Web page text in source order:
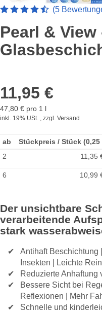
Artikelbewertung: 4.8 von 5
(5
Pearl & View
11,95 €
47,80 € pro 1 l
inkl. 19% USt. , zzgl. Versand
ab Stückpreis / Stück (0,25
2
11,35
6 10,99
Der unsichtbare
verarbeitende
stark
Antihaft Beschichtung
Insekten | Leichte
Reduzierte Anhaftung
Bessere Sicht bei
Reflexionen | Mehr
Schnelle und